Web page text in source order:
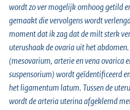
wordt zo ver mogelijk omhoog getild
gemaakt die vervolgens wordt
moment dat ik zag dat de milt sterk
uterushaak de ovaria uit het
(mesovarium, arterie en vena ovarica
suspensorium) wordt geïdentificeerd
het ligamentum latum. Tussen de
wordt de arteria uterina afgeklemd